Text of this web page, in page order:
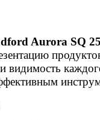
Aurora SQ
видимость